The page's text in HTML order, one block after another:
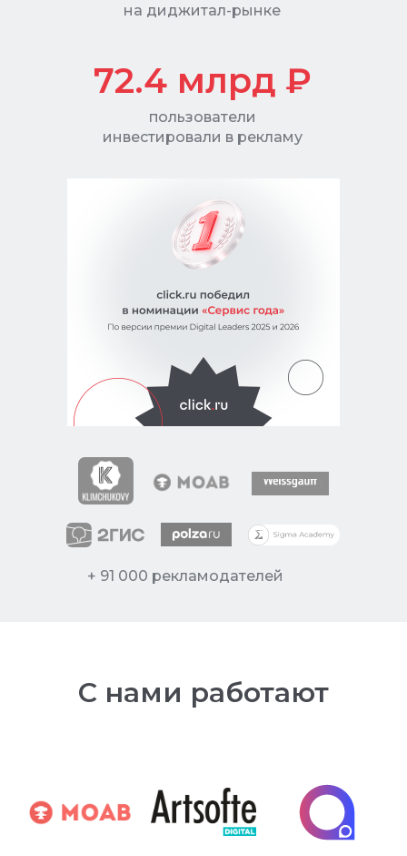
на диджитал-рынке
+ 91 000 рекламодателей
72.4 млрд ₽
пользователи
инвестировали в рекламу
С нами работают